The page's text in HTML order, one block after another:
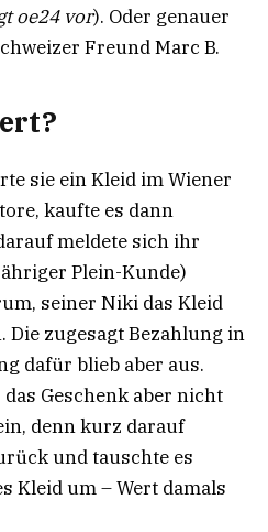
oe24 vor). Oder genauer
Freund Marc B.
sie ein Kleid im Wiener
kaufte es dann
meldete sich ihr
Plein-Kunde)
seiner Niki das Kleid
zugesagt Bezahlung in
dafür blieb aber aus.
Geschenk aber nicht
denn kurz darauf
und tauschte es
Kleid um – Wert damals